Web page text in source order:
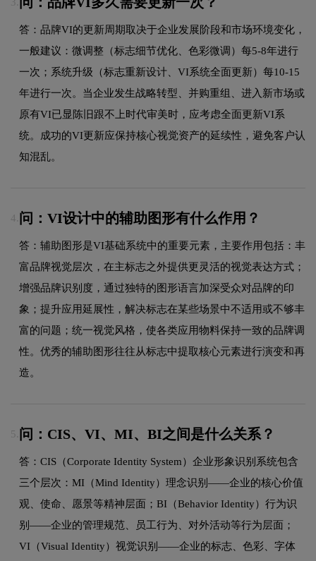
3.
答：品牌VI的更新周期取决于企业发展阶段和市场环境变化，
一般建议：微调整（标志细节优化、色彩微调）每5-8年进行
一次；系统升级（标志重新设计、VI系统全面更新）每10-15
年进行一次。当企业发生战略转型、并购重组、进入新市场或
原有VI已显陈旧跟不上时代审美时，应考虑全面更新VI系
统。成功的VI更新应保持核心视觉资产的延续性，避免客户认
知混乱。
4. 问：VI设计中的辅助图形有什么作用？
答：辅助图形是VI基础系统中的重要元素，主要作用包括：丰
富品牌视觉层次，在主标志之外提供更灵活的视觉表达方式；
增强品牌识别度，通过独特的图形语言加深受众对品牌的印
象；提升应用延展性，解决标志在某些场景中不适用或不够丰
富的问题；统一视觉风格，使各类应用物料保持一致的品牌调
性。优秀的辅助图形往往从标志中提取核心元素进行演变和再
造。
5. 问：CIS、VI、MI、BI之间是什么关系？
答：CIS（Corporate Identity System）企业形象识别系统包含
三个层次：MI（Mind Identity）理念识别——企业的核心价值
观、使命、愿景等精神层面；BI（Behavior Identity）行为识
别——企业的管理规范、员工行为、对外活动等行为层面；
VI（Visual Identity）视觉识别——企业的标志、色彩、字体